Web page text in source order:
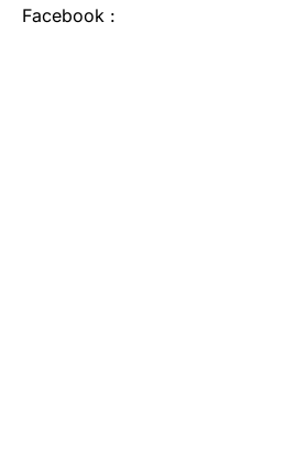
Facebook :